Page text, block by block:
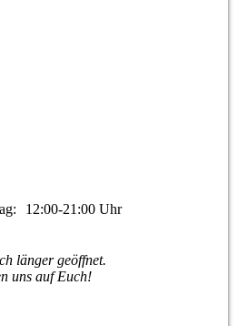
12:00-21:00 Uhr
länger geöffnet.
uns auf Euch!